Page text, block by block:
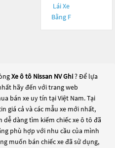
Lái Xe
Bằng F
Xe ô tô Nissan NV Ghi? Để lựa
hãy đến với trang web
bán xe uy tín tại Việt Nam. Tại
giá cả và các mẫu xe mới nhất,
dễ dàng tìm kiếm chiếc xe ô tô đã
phù hợp với nhu cầu của mình
muốn bán chiếc xe đã sử dụng,